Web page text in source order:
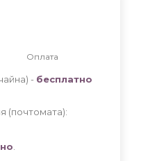
Оплата
- бесплатно
(почтомата):